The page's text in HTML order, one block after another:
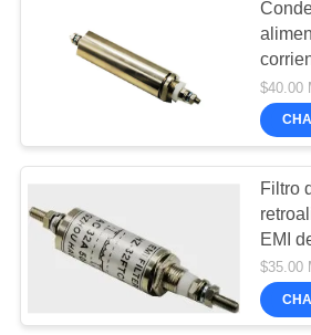
Protección
de papel de
50A
$40.00
Filtro
EMI
$35.00